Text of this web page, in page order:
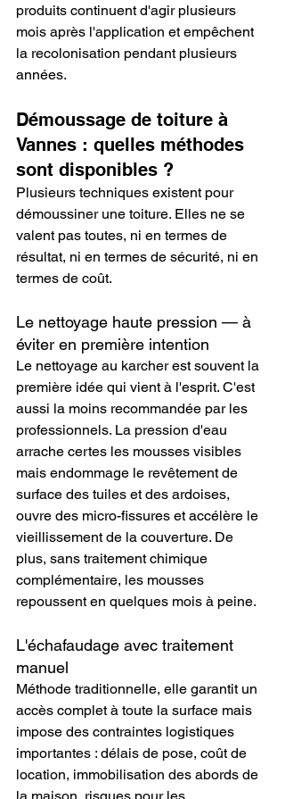
produits continuent d'agir plusieurs
mois après l'application et empêchent
la recolonisation pendant plusieurs
années.
Démoussage de toiture à
Vannes : quelles méthodes
sont disponibles ?
Plusieurs techniques existent pour
démoussiner une toiture. Elles ne se
valent pas toutes, ni en termes de
résultat, ni en termes de sécurité, ni en
termes de coût.
Le nettoyage haute pression — à
éviter en première intention
Le nettoyage au karcher est souvent la
première idée qui vient à l'esprit. C'est
aussi la moins recommandée par les
professionnels. La pression d'eau
arrache certes les mousses visibles
mais endommage le revêtement de
surface des tuiles et des ardoises,
ouvre des micro-fissures et accélère le
vieillissement de la couverture. De
plus, sans traitement chimique
complémentaire, les mousses
repoussent en quelques mois à peine.
L'échafaudage avec traitement
manuel
Méthode traditionnelle, elle garantit un
accès complet à toute la surface mais
impose des contraintes logistiques
importantes : délais de pose, coût de
location, immobilisation des abords de